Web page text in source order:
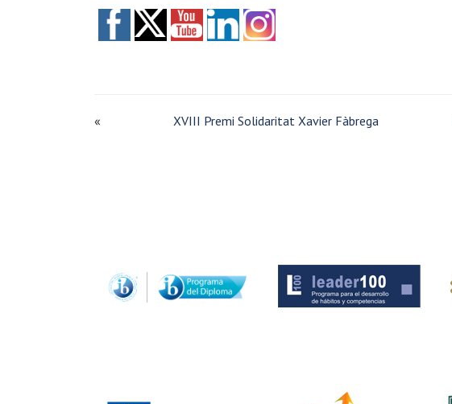
« XVIII Premi Solidaritat Xavier Fàbrega